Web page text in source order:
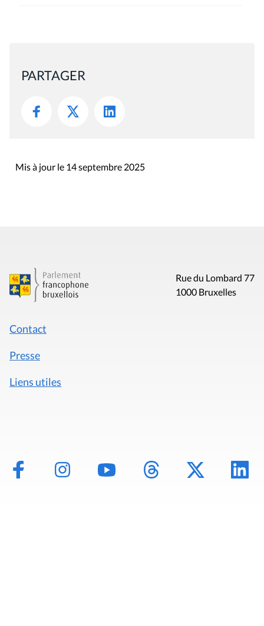
PARTAGER
Mis à jour le 14 septembre 2025
Rue du Lombard 77
1000 Bruxelles
Contact
Presse
Liens utiles